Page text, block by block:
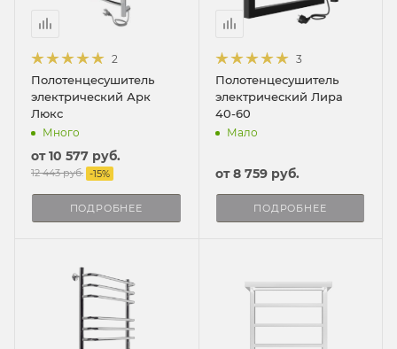
2
Полотенцесушитель
электрический Арк
Люкс
Много
от10 577 руб.
12 443 руб. -15%
ПОДРОБНЕЕ
3
Полотенцесушитель
электрический Лира
40-60
Мало
от8 759 руб.
ПОДРОБНЕЕ